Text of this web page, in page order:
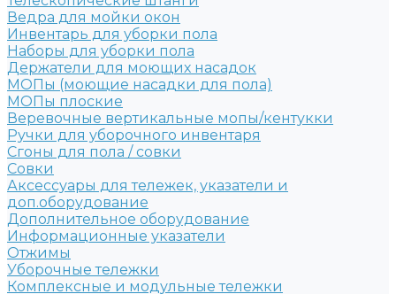
Ведра для мойки окон
Инвентарь для уборки пола
Наборы для уборки пола
Держатели для моющих насадок
МОПы (моющие насадки для пола)
МОПы плоские
Веревочные вертикальные мопы/кентукки
Ручки для уборочного инвентаря
Сгоны для пола / совки
Совки
Аксессуары для тележек, указатели и
доп.оборудование
Дополнительное оборудование
Информационные указатели
Отжимы
Уборочные тележки
Комплексные и модульные тележки